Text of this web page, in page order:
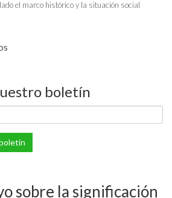
el marco histórico y la situación social
boletín
sobre la significación